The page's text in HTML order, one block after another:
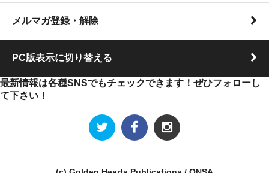
メルマガ登録・解除
PC版表示に切り替える
最新情報は各種SNSでもチェックできます！ぜひフォローし
て下さい！